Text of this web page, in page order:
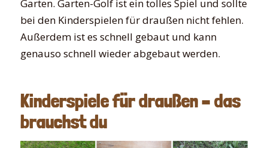
Garten. Garten-Golf ist ein tolles Spiel und sollte
bei den Kinderspielen für draußen nicht fehlen.
Außerdem ist es schnell gebaut und kann
genauso schnell wieder abgebaut werden.
Kinderspiele für draußen – das
brauchst du